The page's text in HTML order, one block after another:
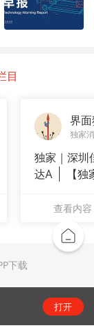
目
界
独家
独家｜深圳
达A
【
查看内容
下载
打开